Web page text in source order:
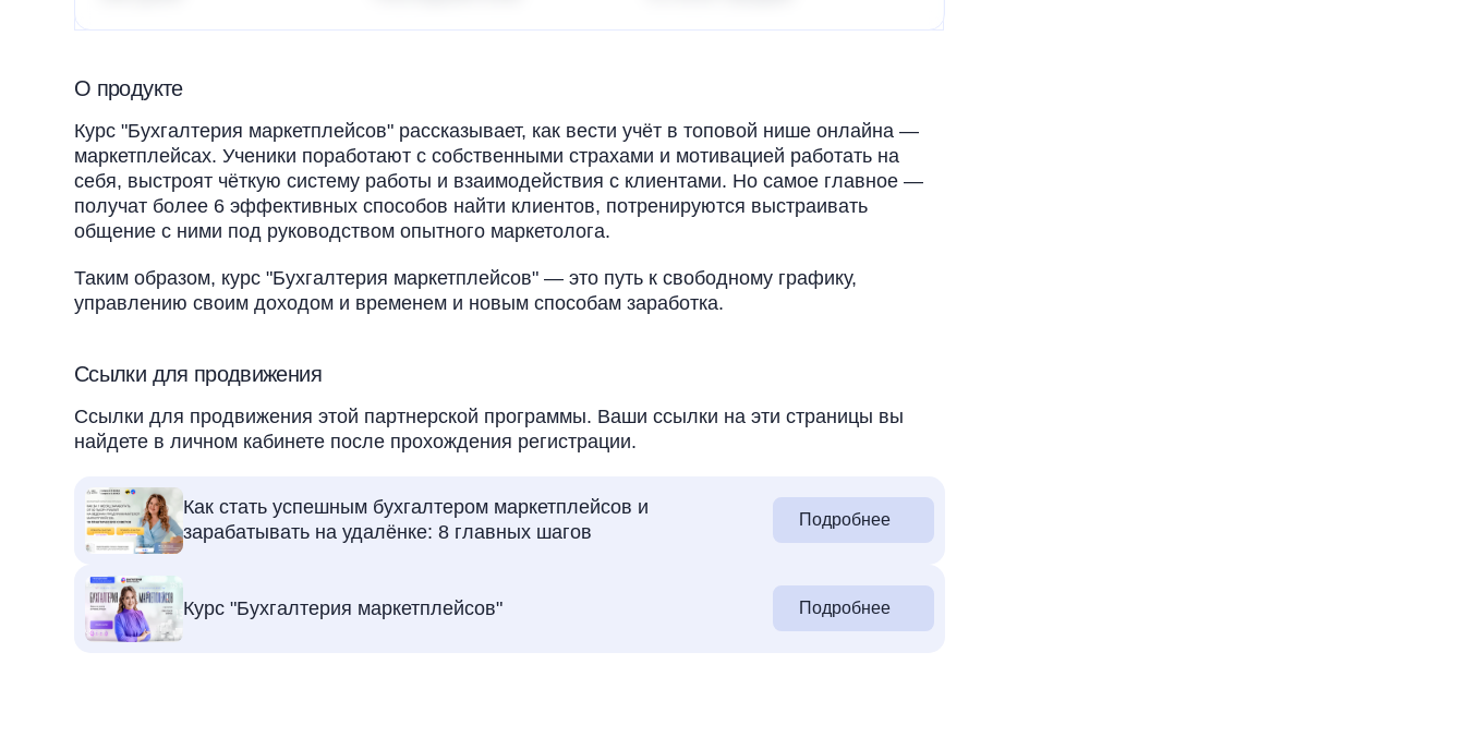
О продукте
Курс "Бухгалтерия маркетплейсов" рассказывает, как вести учёт в топовой нише онлайна —
маркетплейсах. Ученики поработают с собственными страхами и мотивацией работать на
себя, выстроят чёткую систему работы и взаимодействия с клиентами. Но самое главное —
получат более 6 эффективных способов найти клиентов, потренируются выстраивать
общение с ними под руководством опытного маркетолога.
Таким образом, курс "Бухгалтерия маркетплейсов" — это путь к свободному графику,
управлению своим доходом и временем и новым способам заработка.
Ссылки для продвижения
Ссылки для продвижения этой партнерской программы. Ваши ссылки на эти страницы вы
найдете в личном кабинете после прохождения регистрации.
Как стать успешным бухгалтером маркетплейсов и
зарабатывать на удалёнке: 8 главных шагов
Подробнее
Курс "Бухгалтерия маркетплейсов" Подробнее